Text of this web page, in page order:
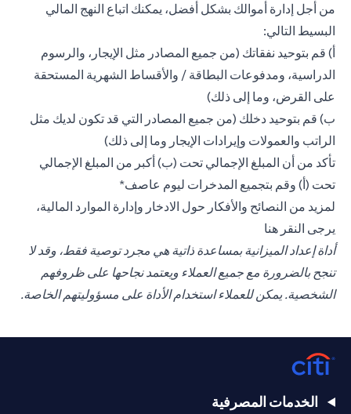
من أجل إدارة أموالك بشكل أفضل، يمكنك اتباع النهج المالي
البسيط التالي:
أ) قم بتوحيد نفقاتك (من جميع المصادر مثل الإيجار، والرسوم
الدراسية، ومدفوعات البطاقة / والأقساط الشهرية المستحقة
على القرض، وما إلى ذلك)
ب) قم بتوحيد دخلك (من جميع المصادر التي قد تكون لديك مثل
الراتب والعمولات وإيرادات الإيجار وما إلى ذلك)
تأكد من أن المبلغ الإجمالي تحت (ب) أكبر من المبلغ الإجمالي
تحت (أ) وقم بتجميع المدخرات ليوم عاصف*
لمزيد من النصائح والأفكار حول الادخار وإدارة الموارد المالية،
يرجى النقر هنا
أداة إعداد الميزانية بمساعدة ذاتية هي مجرد توصية فقط، وقد لا
تنجح بالضرورة مع جميع العملاء ويعتمد نجاحها على ظروفهم
الشخصية. يمكن للعملاء استخدام الأداة على مسؤوليتهم الخاصة.
الخدمات المصرفية